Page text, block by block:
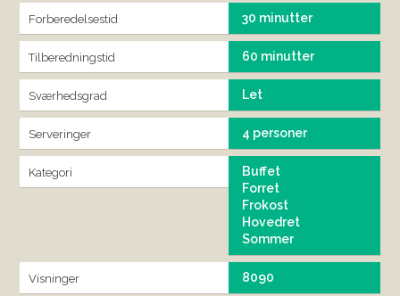
Forberedelsestid 30 minutter
Tilberedningstid 60 minutter
Sværhedsgrad Let
Serveringer 4 personer
Kategori
Buffet
Forret
Frokost
Hovedret
Sommer
Visninger 8090